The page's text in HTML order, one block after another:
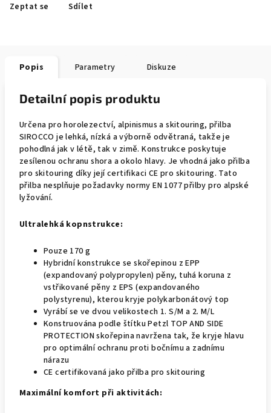
Zeptat se Sdílet
Popis Parametry Diskuze
Detailní popis produktu
Určena pro horolezectví, alpinismus a skitouring, přilba
SIROCCO je lehká, nízká a výborně odvětraná, takže je
pohodlná jak v létě, tak v zimě. Konstrukce poskytuje
zesílenou ochranu shora a okolo hlavy. Je vhodná jako přilba
pro skitouring díky její certifikaci CE pro skitouring. Tato
přilba nesplňuje požadavky normy EN 1077 přilby pro alpské
lyžování.
Ultralehká kopnstrukce:
Pouze 170 g
Hybridní konstrukce se skořepinou z EPP
(expandovaný polypropylen) pěny, tuhá koruna z
vstřikované pěny z EPS (expandovaného
polystyrenu), kterou kryje polykarbonátový top
Vyrábí se ve dvou velikostech 1. S/M a 2. M/L
Konstruována podle štítku Petzl TOP AND SIDE
PROTECTION skořepina navržena tak, že kryje hlavu
pro optimální ochranu proti bočnímu a zadnímu
nárazu
CE certifikovaná jako přilba pro skitouring
Maximální komfort při aktivitách: